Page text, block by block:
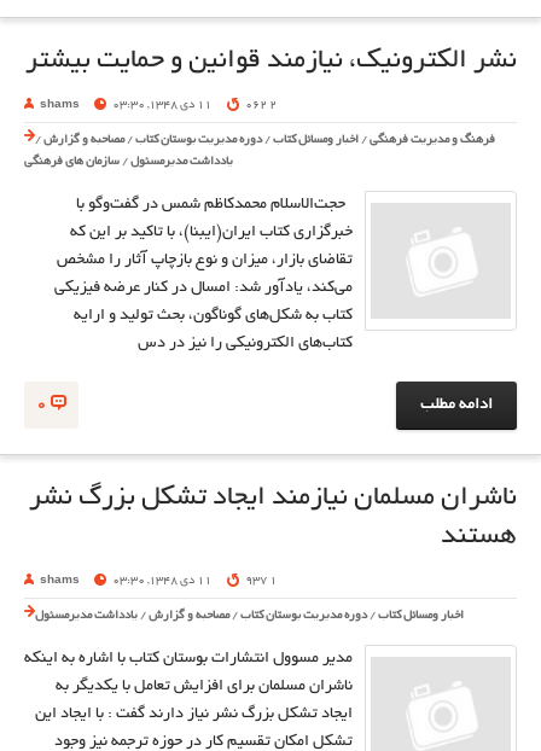
نشر الكترونيك، نيازمند قوانين و حمايت بيشتر
shams 11 دی 1348, 03:30 2 062
فرهنگ و مدیریت فرهنگی / اخبار ومسائل کتاب /دوره مدیریت بوستان کتاب /مصاحبه و گزارش /
یادداشت مدیرمسئول / سازمان های فرهنگی
حجت‌الاسلام محمدكاظم شمس در گفت‌وگو با
خبرگزاري كتاب ايران(ايبنا)، با تاكيد بر اين كه
تقاضاي بازار، ميزان و نوع بازچاپ‌ آثار را مشخص
مي‌كند، يادآور شد: امسال در كنار عرضه فيزيكي
كتاب به شكل‌هاي گوناگون، بحث توليد و ارايه
كتاب‌هاي الكترونيكي را نيز در دس
0 ادامه مطلب
ناشران مسلمان نيازمند ايجاد تشکل بزرگ نشر
هستند
shams 11 دی 1348, 03:30 1 937
اخبار ومسائل کتاب /دوره مدیریت بوستان کتاب /مصاحبه و گزارش / یادداشت مدیرمسئول
مدير مسوول انتشارات بوستان کتاب با اشاره به اينکه
ناشران مسلمان براي افزايش تعامل با يکديگر به
ايجاد تشکل بزرگ نشر نياز دارند گفت : با ايجاد اين
تشکل امکان تقسيم کار در حوزه ترجمه نيز وجود